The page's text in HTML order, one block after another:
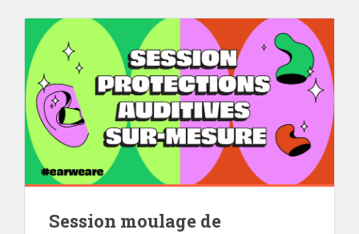
Session moulage de